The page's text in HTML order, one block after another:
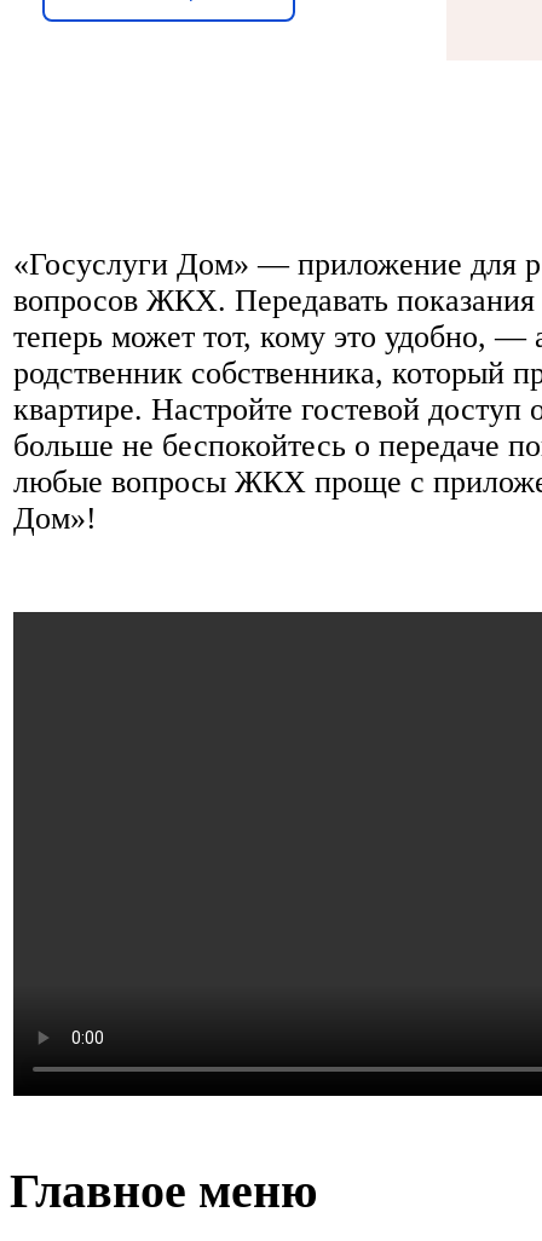
«Госуслуги Дом» — приложение для
вопросов ЖКХ. Передавать показания
теперь может тот, кому это удобно, —
родственник собственника, который
квартире. Настройте гостевой
больше не беспокойтесь о передаче
любые вопросы ЖКХ проще с
Дом»!
Главное меню